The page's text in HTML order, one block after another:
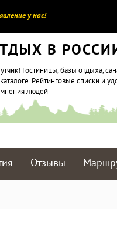
у нас!
В
Гостиницы, базы отдыха,
Рейтинговые списки и
людей
Отзывы